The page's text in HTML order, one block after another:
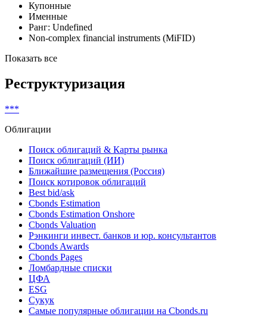
Купонные
Именные
Ранг: Undefined
Non-complex financial instruments (MiFID)
Показать все
Реструктуризация
***
Облигации
Поиск облигаций & Карты рынка
Поиск облигаций (ИИ)
Ближайшие размещения (Россия)
Поиск котировок облигаций
Best bid/ask
Cbonds Estimation
Cbonds Estimation Onshore
Cbonds Valuation
Рэнкинги инвест. банков и юр. консультантов
Cbonds Awards
Cbonds Pages
Ломбардные списки
ЦФА
ESG
Сукук
Самые популярные облигации на Cbonds.ru